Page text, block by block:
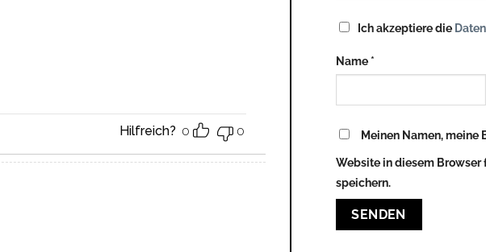
Hilfreich? 0 0
Ich akzeptiere die
Name *
Meinen Namen, meine
Website in diesem
speichern.